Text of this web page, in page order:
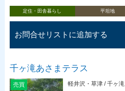
定住・田舎暮らし 平坦地
お問合せリストに追加する
千ヶ滝あさまテラス
売買
軽井沢・草津 / 千ヶ滝